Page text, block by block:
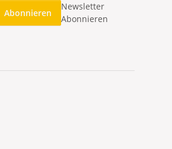
Abonnieren
Newsletter
Abonnieren